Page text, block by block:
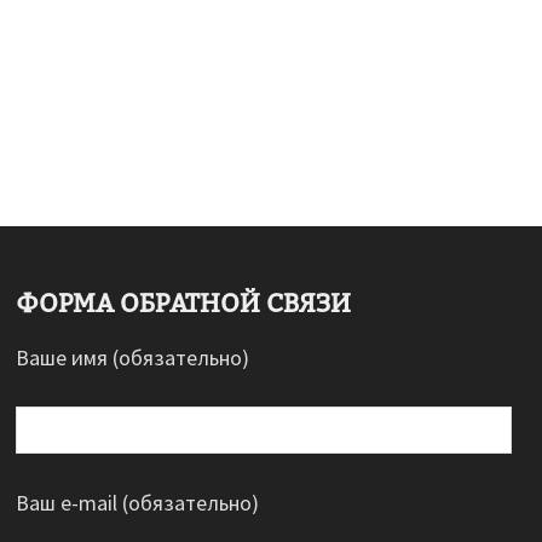
ФОРМА ОБРАТНОЙ СВЯЗИ
Ваше имя (обязательно)
Ваш e-mail (обязательно)